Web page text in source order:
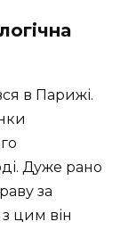
в Парижі.
Дуже рано
за
цим він